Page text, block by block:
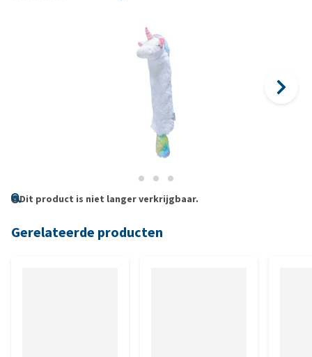
Dit product is niet langer verkrijgbaar.
Gerelateerde producten